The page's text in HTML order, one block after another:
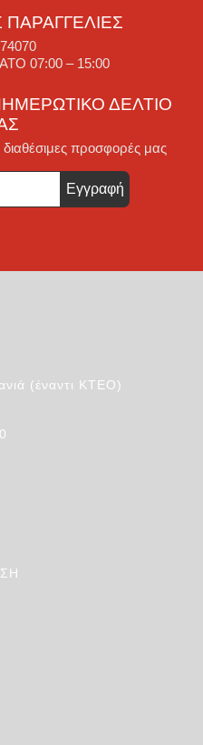
07:00 – 15:00
ΔΕΛΤΊΟ
διαθέσιμες προσφορές μας
(έναντι ΚΤΕΟ)